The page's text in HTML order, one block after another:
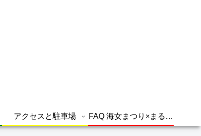
アクセスと駐車場 FAQ 海女まつり×まるグ